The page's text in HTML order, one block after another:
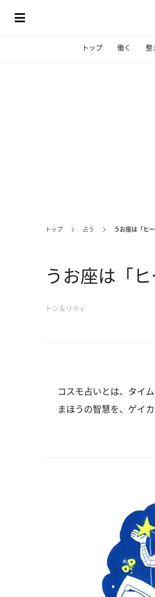
トップ 働く 整
トップ 占う うお座は「ヒ
うお座は「
トシ＆リティ
コスモ占いとは、タイ
まほうの智慧を、ゲイ